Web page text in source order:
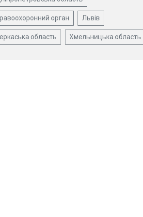
орган Львів
область Хмельницька область